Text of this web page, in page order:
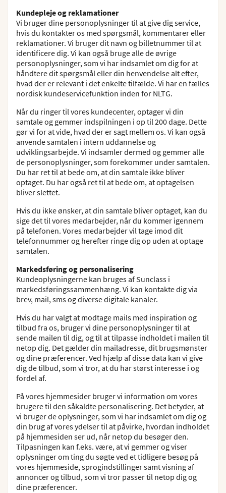
Kundepleje og reklamationer
Vi bruger dine personoplysninger til at give dig service,
hvis du kontakter os med spørgsmål, kommentarer eller
reklamationer. Vi bruger dit navn og billetnummer til at
identificere dig. Vi kan også bruge alle de øvrige
personoplysninger, som vi har indsamlet om dig for at
håndtere dit spørgsmål eller din henvendelse alt efter,
hvad der er relevant i det enkelte tilfælde. Vi har en fælles
nordisk kundeservicefunktion inden for NLTG.
Når du ringer til vores kundecenter, optager vi din
samtale og gemmer indspilningen i op til 200 dage. Dette
gør vi for at vide, hvad der er sagt mellem os. Vi kan også
anvende samtalen i intern uddannelse og
udviklingsarbejde. Vi indsamler dermed og gemmer alle
de personoplysninger, som forekommer under samtalen.
Du har ret til at bede om, at din samtale ikke bliver
optaget. Du har også ret til at bede om, at optagelsen
bliver slettet.
Hvis du ikke ønsker, at din samtale bliver optaget, kan du
sige det til vores medarbejder, når du kommer igennem
på telefonen. Vores medarbejder vil tage imod dit
telefonnummer og herefter ringe dig op uden at optage
samtalen.
Markedsføring og personalisering
Kundeoplysningerne kan bruges af Sunclass i
markedsføringssammenhæng. Vi kan kontakte dig via
brev, mail, sms og diverse digitale kanaler.
Hvis du har valgt at modtage mails med inspiration og
tilbud fra os, bruger vi dine personoplysninger til at
sende mailen til dig, og til at tilpasse indholdet i mailen til
netop dig. Det gælder din mailadresse, dit brugsmønster
og dine præferencer. Ved hjælp af disse data kan vi give
dig de tilbud, som vi tror, at du har størst interesse i og
fordel af.
På vores hjemmesider bruger vi information om vores
brugere til den såkaldte personalisering. Det betyder, at
vi bruger de oplysninger, som vi har indsamlet om dig og
din brug af vores ydelser til at påvirke, hvordan indholdet
på hjemmesiden ser ud, når netop du besøger den.
Tilpasningen kan f.eks. være, at vi gemmer og viser
oplysninger om ting du søgte ved et tidligere besøg på
vores hjemmeside, sprogindstillinger samt visning af
annoncer og tilbud, som vi tror passer til netop dig og
dine præferencer.